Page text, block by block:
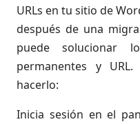
URLs en tu sitio de
después de una
puede solucionar
permanentes y
hacerlo:
Inicia sesión en el